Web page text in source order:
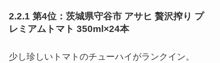
2.2.1 第4位：茨城県守谷市 アサヒ 贅沢搾り プ
レミアムトマト 350ml×24本
少し珍しいトマトのチューハイがランクイン。